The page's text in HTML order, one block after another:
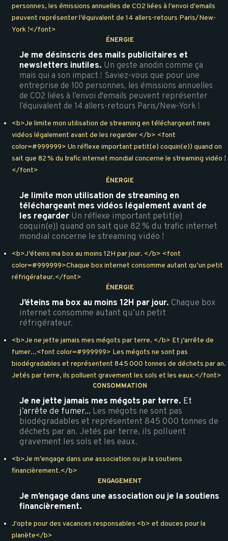
personnes, les émissions annuelles de CO2 liées à l’envoi d'emails
peuvent représenter l’équivalent de 14 allers-retours Paris/New-
York !</font>
ÉNERGIE
Je me désinscris des mails publicitaires et
newsletters inutiles. Un geste anodin comme ça
mais qui a son impact ! Saviez-vous que pour une
entreprise de 100 personnes, les émissions annuelles
de CO2 liées à l’envoi d'emails peuvent représenter
l’équivalent de 14 allers-retours Paris/New-York !
<b>Je limite mon utilisation de streaming en téléchargeant mes
vidéos légalement avant de les regarder </b> <font
color=#999999> Un réflexe important petit(e) coquin(e)) quand on
sait que 82 % du trafic internet mondial concerne le streaming vidéo !
</font>
ÉNERGIE
Je limite mon utilisation de streaming en
téléchargeant mes vidéos légalement avant de
les regarder Un réflexe important petit(e)
coquin(e)) quand on sait que 82 % du trafic internet
mondial concerne le streaming vidéo !
<b>J’éteins ma box au moins 12H par jour. </b> <font
color=#999999>Chaque box internet consomme autant qu’un petit
réfrigérateur.</font>
ÉNERGIE
J’éteins ma box au moins 12H par jour. Chaque box
internet consomme autant qu’un petit
réfrigérateur.
<b>Je ne jette jamais mes mégots par terre. </b> Et j’arrête de
fumer...<font color=#999999> Les mégots ne sont pas
biodégradables et représentent 845 000 tonnes de déchets par an.
Jetés par terre, ils polluent gravement les sols et les eaux.</font>
CONSOMMATION
Je ne jette jamais mes mégots par terre. Et
j’arrête de fumer... Les mégots ne sont pas
biodégradables et représentent 845 000 tonnes de
déchets par an. Jetés par terre, ils polluent
gravement les sols et les eaux.
<b>Je m’engage dans une association ou je la soutiens
financièrement.</b>
ENGAGEMENT
Je m’engage dans une association ou je la soutiens
financièrement.
J'opte pour des vacances responsables <b> et douces pour la
planète</b>